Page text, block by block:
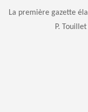
La première gazette
P.